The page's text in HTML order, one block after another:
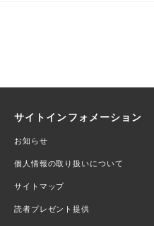
サイトインフォメーション
お知らせ
個人情報の取り扱いについて
サイトマップ
読者プレゼント提供